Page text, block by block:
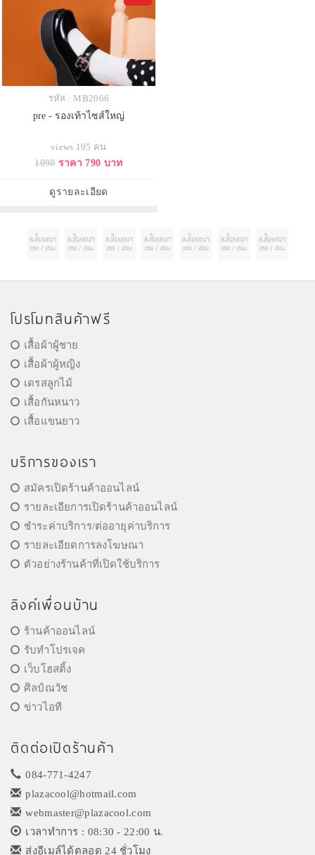
รหัส : MB2066
pre - รองเท้าไซส์ใหญ่
views 195 คน
1090 ราคา 790 บาท
ดูรายละเอียด
โปรโมทสินค้าฟรี
เสื้อผ้าผู้ชาย
เสื้อผ้าผู้หญิง
เดรสลูกไม้
เสื้อกันหนาว
เสื้อแขนยาว
บริการของเรา
สมัครเปิดร้านค้าออนไลน์
รายละเอียการเปิดร้านค้าออนไลน์
ชำระค่าบริการ/ต่ออายุค่าบริการ
รายละเอียดการลงโฆษณา
ตัวอย่างร้านค้าที่เปิดใช้บริการ
ลิงค์เพื่อนบ้าน
ร้านค้าออนไลน์
รับทำโปรเจค
เว็บโฮสติ้ง
ศิลป์ณวัช
ข่าวไอที
ติดต่อเปิดร้านค้า
084-771-4247
plazacool@hotmail.com
webmaster@plazacool.com
เวลาทำการ : 08:30 - 22:00 น.
ส่งอีเมล์ได้ตลอด 24 ชั่วโมง